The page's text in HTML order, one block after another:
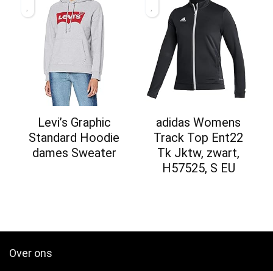
Levi’s Graphic
Standard Hoodie
dames Sweater
adidas Womens
Track Top Ent22
Tk Jktw, zwart,
H57525, S EU
Over ons